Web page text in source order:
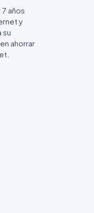
años
y
su
ahorrar